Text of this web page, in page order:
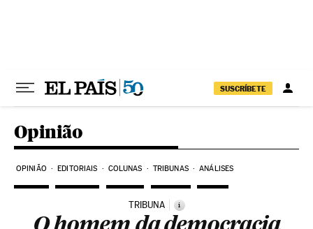
SUSCRÍBETE
Opinião
OPINIÃO EDITORIAIS COLUNAS TRIBUNAS ANÁLISES
TRIBUNA i